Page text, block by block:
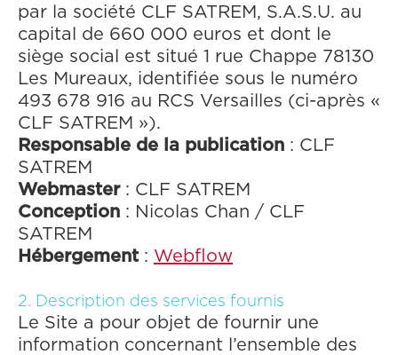
par la société CLF SATREM, S.A.S.U. au
capital de 660 000 euros et dont le
siège social est situé 1 rue Chappe 78130
Les Mureaux, identifiée sous le numéro
493 678 916 au RCS Versailles (ci-après «
CLF SATREM »).
Responsable de la publication : CLF
SATREM
Webmaster: CLF SATREM
Conception : Nicolas Chan / CLF
SATREM
Hébergement : Webflow
‍2. Description des services fournis
Le Site a pour objet de fournir une
information concernant l’ensemble des